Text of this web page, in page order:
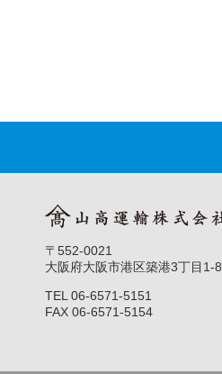
〒552-0021
大阪府大阪市港区築港3丁目1-8
TEL 06-6571-5151
FAX 06-6571-5154